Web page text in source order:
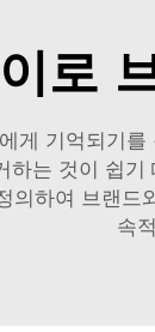
로
게 기억되기
는 것이 쉽
하여 브랜
속